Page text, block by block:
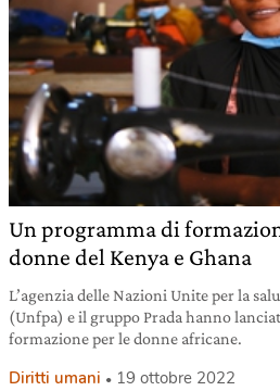
Un programma di
donne del Kenya e Ghana
L’agenzia delle Nazioni Unite per la
(Unfpa) e il gruppo Prada hanno
formazione per le donne africane.
Diritti umani 19 ottobre 2022